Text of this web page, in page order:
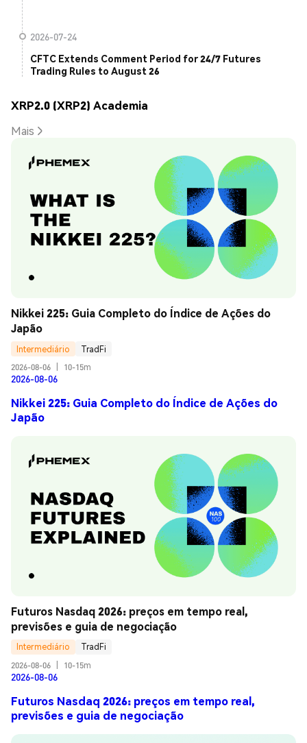
2026-07-24
CFTC Extends Comment Period for 24/7 Futures
Trading Rules to August 26
XRP2.0 (XRP2) Academia
Mais
Nikkei 225: Guia Completo do Índice de Ações do
Japão
Intermediário
TradFi
2026-08-06
10-15m
2026-08-06
Nikkei 225: Guia Completo do Índice de Ações do
Japão
Futuros Nasdaq 2026: preços em tempo real,
previsões e guia de negociação
Intermediário
TradFi
2026-08-06
10-15m
2026-08-06
Futuros Nasdaq 2026: preços em tempo real,
previsões e guia de negociação